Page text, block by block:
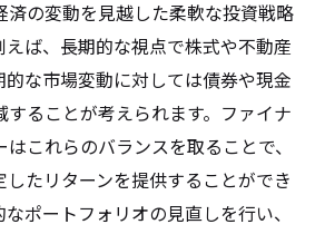
済の変動を見越した柔軟な投資戦略
ば、長期的な視点で株式や不動産
的な市場変動に対しては債券や現金
することが考えられます。ファイナ
これらのバランスを取ることで、
したリターンを提供することができ
ポートフォリオの見直しを行い、